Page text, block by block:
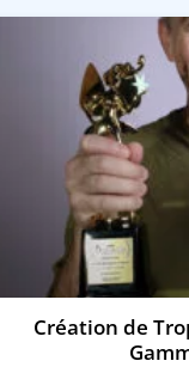
Création de